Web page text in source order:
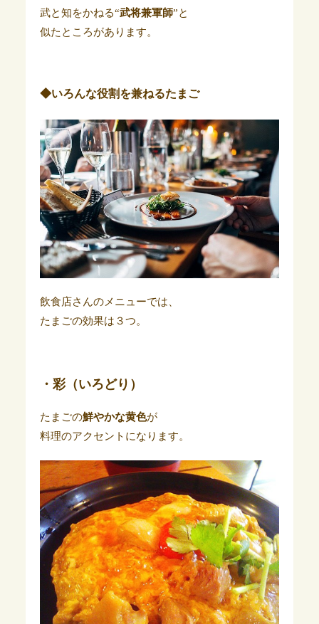
武と知をかねる“武将兼軍師”と
似たところがあります。
◆いろんな役割を兼ねるたまご
飲食店さんのメニューでは、
たまごの効果は３つ。
・彩（いろどり）
たまごの鮮やかな黄色が
料理のアクセントになります。